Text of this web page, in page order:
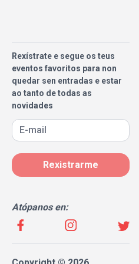
Rexístrate e segue os teus
eventos favoritos para non
quedar sen entradas e estar
ao tanto de todas as
novidades
Rexistrarme
Atópanos en: